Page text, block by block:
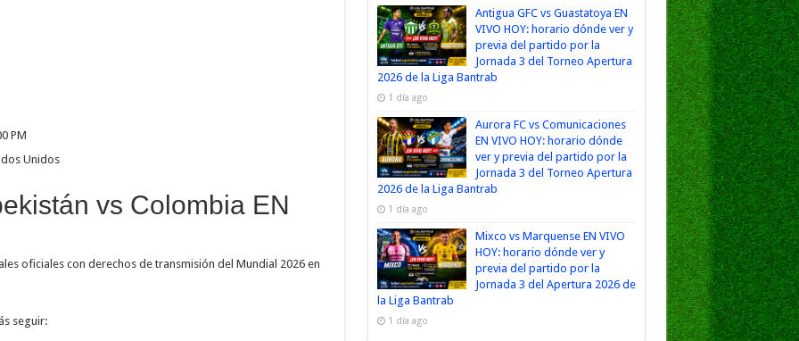
PM
Unidos
vs Colombia EN
oficiales con derechos de transmisión del Mundial 2026 en
seguir:
Antigua GFC vs Guastatoya EN
VIVO HOY: horario dónde ver y
previa del partido por la
Jornada 3 del Torneo Apertura
2026 de la Liga Bantrab
1 día ago
Aurora FC vs Comunicaciones
EN VIVO HOY: horario dónde
ver y previa del partido por la
Jornada 3 del Torneo Apertura
2026 de la Liga Bantrab
1 día ago
Mixco vs Marquense EN VIVO
HOY: horario dónde ver y
previa del partido por la
Jornada 3 del Apertura 2026 de
la Liga Bantrab
1 día ago